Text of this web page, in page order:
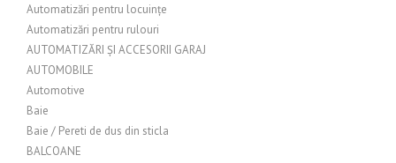
Automatizări pentru locuințe
Automatizări pentru rulouri
AUTOMATIZĂRI ȘI ACCESORII GARAJ
AUTOMOBILE
Automotive
Baie
Baie / Pereti de dus din sticla
BALCOANE